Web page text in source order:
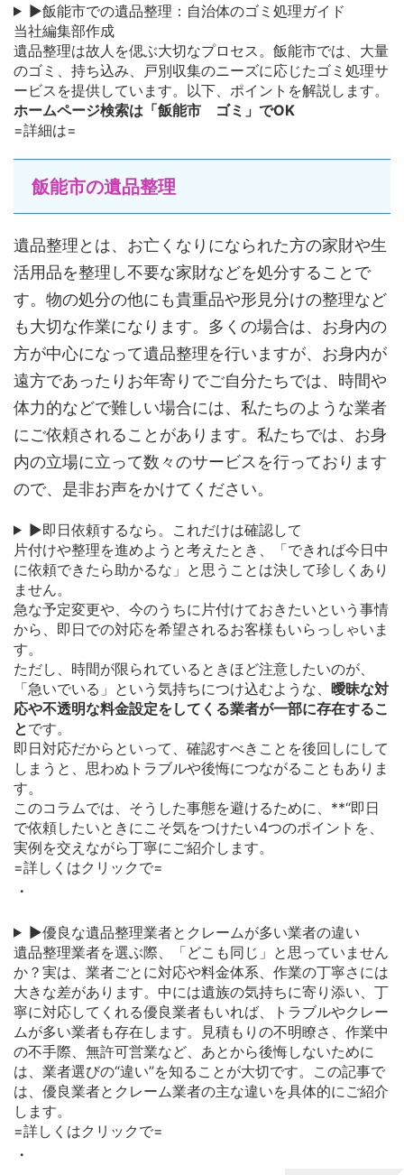
▶飯能市での遺品整理：自治体のゴミ処理ガイド
当社編集部作成
遺品整理は故人を偲ぶ大切なプロセス。飯能市では、大量
のゴミ、持ち込み、戸別収集のニーズに応じたゴミ処理サ
ービスを提供しています。以下、ポイントを解説します。
ホームページ検索は「飯能市 ゴミ」でOK
=詳細は=
飯能市の遺品整理
遺品整理とは、お亡くなりになられた方の家財や生
活用品を整理し不要な家財などを処分することで
す。物の処分の他にも貴重品や形見分けの整理など
も大切な作業になります。多くの場合は、お身内の
方が中心になって遺品整理を行いますが、お身内が
遠方であったりお年寄りでご自分たちでは、時間や
体力的などで難しい場合には、私たちのような業者
にご依頼されることがあります。私たちでは、お身
内の立場に立って数々のサービスを行っております
ので、是非お声をかけてください。
▶即日依頼するなら。これだけは確認して
片付けや整理を進めようと考えたとき、「できれば今日中
に依頼できたら助かるな」と思うことは決して珍しくあり
ません。
急な予定変更や、今のうちに片付けておきたいという事情
から、即日での対応を希望されるお客様もいらっしゃいま
す。
ただし、時間が限られているときほど注意したいのが、
「急いでいる」という気持ちにつけ込むような、 曖昧な対
応や不透明な料金設定をしてくる業者が一部に存在するこ
とです。
即日対応だからといって、確認すべきことを後回しにして
しまうと、思わぬトラブルや後悔につながることもありま
す。
このコラムでは、そうした事態を避けるために、**“即日
で依頼したいときにこそ気をつけたい4つのポイントを、
実例を交えながら丁寧にご紹介します。
=詳しくはクリックで=
・
▶優良な遺品整理業者とクレームが多い業者の違い
遺品整理業者を選ぶ際、「どこも同じ」と思っていません
か？実は、業者ごとに対応や料金体系、作業の丁寧さには
大きな差があります。中には遺族の気持ちに寄り添い、丁
寧に対応してくれる優良業者もいれば、トラブルやクレー
ムが多い業者も存在します。見積もりの不明瞭さ、作業中
の不手際、無許可営業など、あとから後悔しないために
は、業者選びの“違い”を知ることが大切です。この記事で
は、優良業者とクレーム業者の主な違いを具体的にご紹介
します。
=詳しくはクリックで=
・